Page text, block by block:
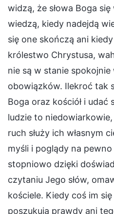
widzą, że słowa Boga się
wiedzą, kiedy nadejdą
się one skończą ani
królestwo Chrystusa,
nie są w stanie
obowiązków. Ilekroć tak
Boga oraz kościół i udać
ludzie to
ruch służy ich własnym
myśli i poglądy na
stopniowo dzięki
czytaniu Jego słów,
kościele. Kiedy coś im
poszukują prawdy ani